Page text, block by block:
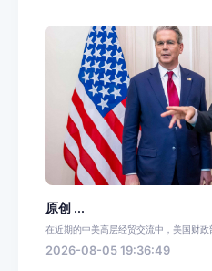
原创 ...
在近期的中美高层经贸交流中，美国财
2026-08-05 19:36:49